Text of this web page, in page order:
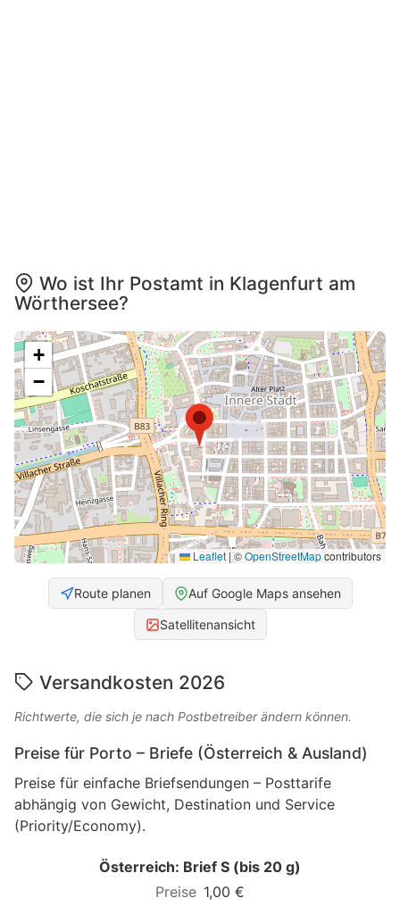
Wo ist Ihr Postamt in Klagenfurt am
Wörthersee?
+
−
Leaflet |©OpenStreetMapcontributors
Route planen Auf Google Maps ansehen
Satellitenansicht
Versandkosten 2026
Richtwerte, die sich je nach Postbetreiber ändern können.
Preise für Porto – Briefe (Österreich & Ausland)
Preise für einfache Briefsendungen – Posttarife
abhängig von Gewicht, Destination und Service
(Priority/Economy).
Österreich: Brief S (bis 20 g)
1,00 €